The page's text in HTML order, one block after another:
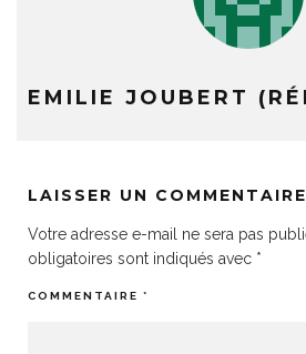
EMILIE JOUBERT
LAISSER UN COMMENTAIRE
Votre adresse e-mail ne sera pas
obligatoires sont indiqués avec *
COMMENTAIRE *